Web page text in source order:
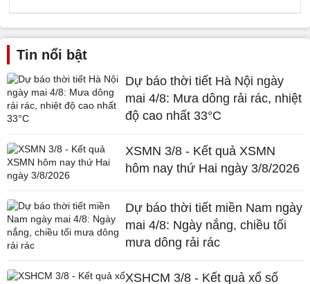
Tin nổi bật
Dự báo thời tiết Hà Nội ngày
mai 4/8: Mưa dông rải rác, nhiệt
độ cao nhất 33°C
XSMN 3/8 - Kết quả XSMN
hôm nay thứ Hai ngày 3/8/2026
Dự báo thời tiết miền Nam ngày
mai 4/8: Ngày nắng, chiều tối
mưa dông rải rác
XSHCM 3/8 - Kết quả xổ số